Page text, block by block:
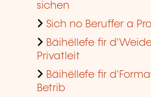
sichen
Sich no Beruffer a
Bäihëllefe fir
Privatleit
Bäihëllefe fir
Betrib